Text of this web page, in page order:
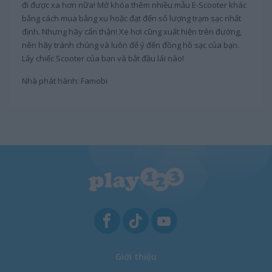
đi được xa hơn nữa! Mở khóa thêm nhiều mẫu E-Scooter khác
bằng cách mua bằng xu hoặc đạt đến số lượng trạm sạc nhất
định. Nhưng hãy cẩn thận! Xe hơi cũng xuất hiện trên đường,
nên hãy tránh chúng và luôn để ý đến đồng hồ sạc của bạn.
Lấy chiếc Scooter của bạn và bắt đầu lái nào!
Nhà phát hành: Famobi
Giới thiệu